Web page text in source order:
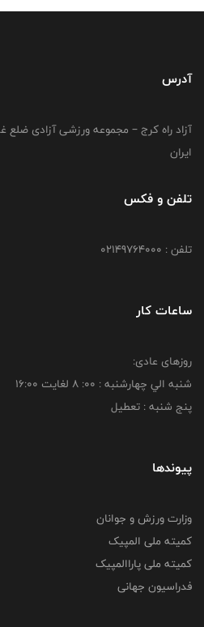
آدرس
آزاد راه کرج – مجموعه ورزشی آزادی
ایران
تلفن و فکس
تلفن : 02149764000
ساعات کار
روزهای عادی:
شنبه الي چهارشنبه : 00: 8 لغايت 16:00
پنج شنبه : تعطیل
پیوندها
وزارت ورزش و جوانان
کمیته ملی المپیک
کمیته ملی پاراالمپیک
فدراسیون جهانی